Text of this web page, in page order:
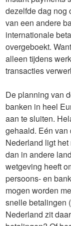
dezelfde dag nog
van een andere
internationale
overgeboekt.
alleen tijdens
transacties
De planning van
banken in heel
aan te sluiten.
gehaald. Eén van
Nederland ligt
dan in andere
wetgeving heeft
persoons- en
mogen worden
snelle betalingen
Nederland zit